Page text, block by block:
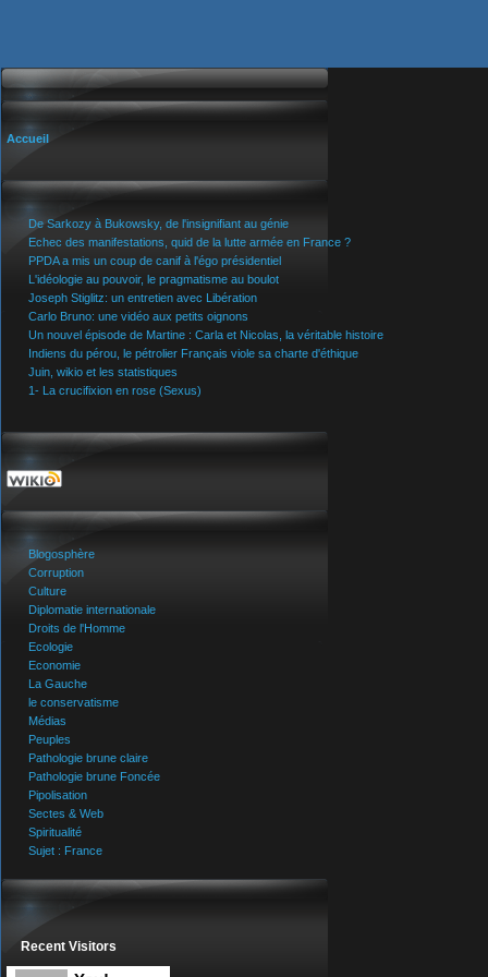
Accueil
De Sarkozy à Bukowsky, de l'insignifiant au génie
Echec des manifestations, quid de la lutte armée en France ?
PPDA a mis un coup de canif à l'égo présidentiel
L'idéologie au pouvoir, le pragmatisme au boulot
Joseph Stiglitz: un entretien avec Libération
Carlo Bruno: une vidéo aux petits oignons
Un nouvel épisode de Martine : Carla et Nicolas, la véritable histoire
Indiens du pérou, le pétrolier Français viole sa charte d'éthique
Juin, wikio et les statistiques
1- La crucifixion en rose (Sexus)
Blogosphère
Corruption
Culture
Diplomatie internationale
Droits de l'Homme
Ecologie
Economie
La Gauche
le conservatisme
Médias
Peuples
Pathologie brune claire
Pathologie brune Foncée
Pipolisation
Sectes & Web
Spiritualité
Sujet : France
Recent Visitors